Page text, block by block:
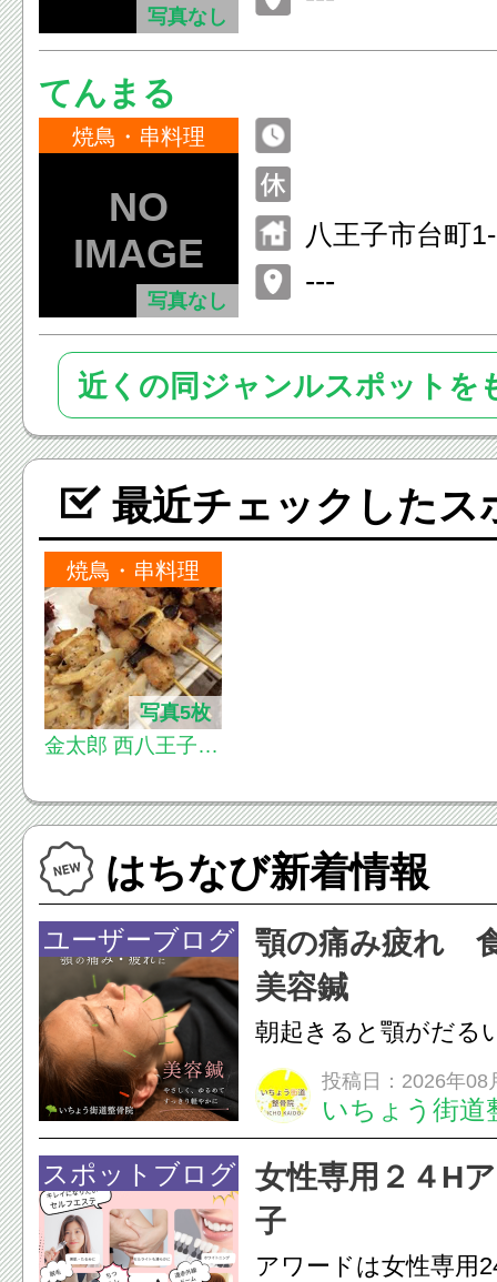
写真なし
てんまる
焼鳥・串料理
写真なし
八王子市台町
---
近くの同ジャンルスポットを
最近チェックしたス
焼鳥・串料理
写真5枚
金太郎 西八王子南
はちなび新着情報
ユーザーブログ
顎の痛み疲れ
美容鍼
朝起きると顎がだる
ありませんか？無意
は、顎の痛みや疲れ
フェイスラインの張
のこわばり・頭痛や
ながることがありま
投稿日：2026年08
いちょう街道
スポットブログ
女性専用２４H
子
アワードは女性専用